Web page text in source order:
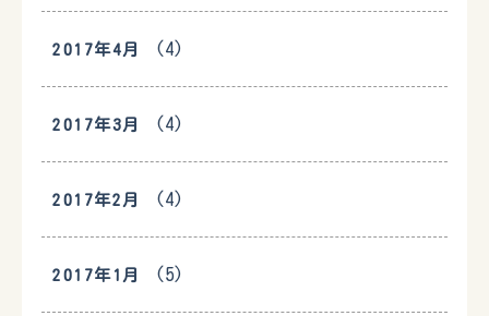
2017年4月 (4)
2017年3月 (4)
2017年2月 (4)
2017年1月 (5)